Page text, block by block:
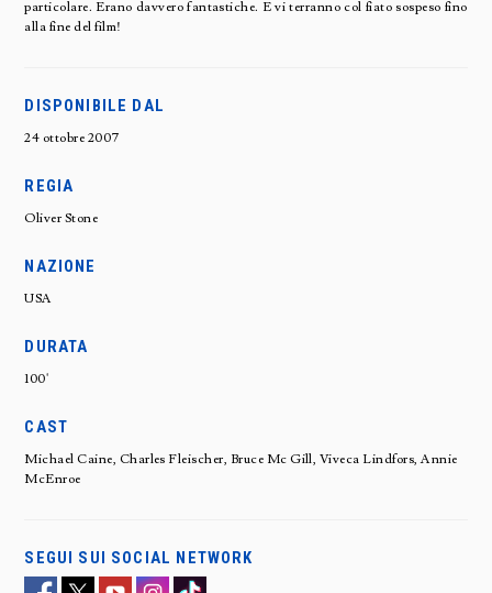
particolare. Erano davvero fantastiche. E vi terranno col fiato sospeso fino
alla fine del film!
DISPONIBILE DAL
24 ottobre 2007
REGIA
Oliver Stone
NAZIONE
USA
DURATA
100'
CAST
Michael Caine, Charles Fleischer, Bruce Mc Gill, Viveca Lindfors, Annie
McEnroe
SEGUI SUI SOCIAL NETWORK